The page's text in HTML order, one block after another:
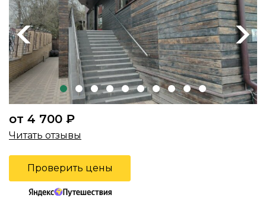
Previous Next
от 4 700 ₽
Читать отзывы
Проверить цены